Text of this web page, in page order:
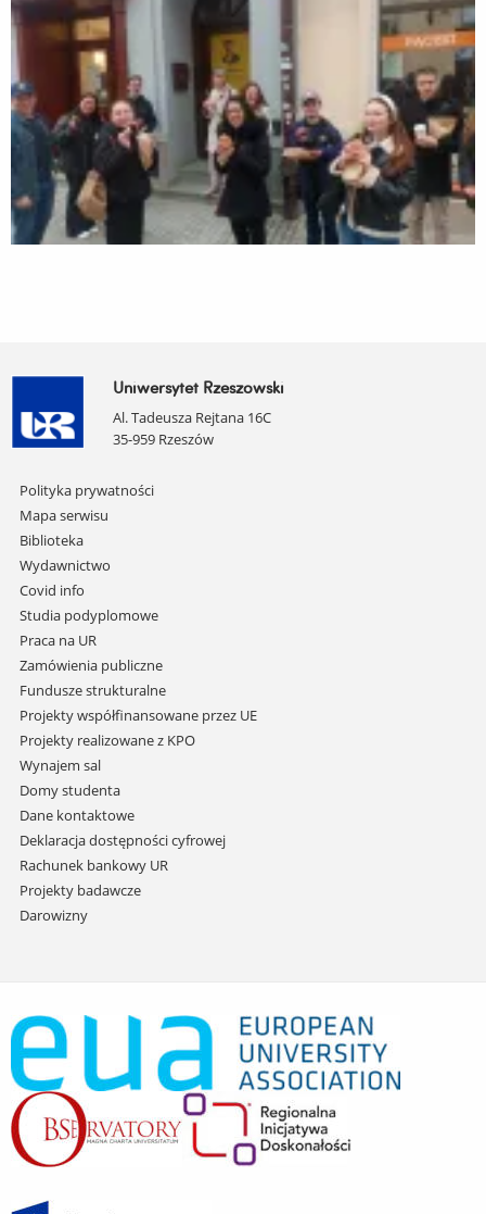
Uniwersytet Rzeszowski
Al. Tadeusza Rejtana 16C
35-959 Rzeszów
Pomiń
nawigację
i
przejdź
do
treści
Polityka prywatności
Mapa serwisu
Biblioteka
Wydawnictwo
Covid info
Studia podyplomowe
Praca na UR
Zamówienia publiczne
Fundusze strukturalne
Projekty współfinansowane przez UE
Projekty realizowane z KPO
Wynajem sal
Domy studenta
Dane kontaktowe
Deklaracja dostępności cyfrowej
Rachunek bankowy UR
Projekty badawcze
Darowizny